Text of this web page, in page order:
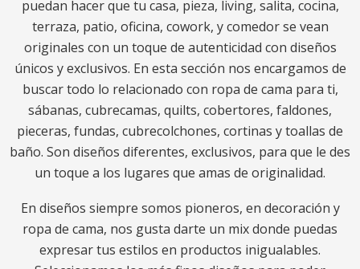
puedan hacer que tu casa, pieza, living, salita, cocina,
terraza, patio, oficina, cowork, y comedor se vean
originales con un toque de autenticidad con diseños
únicos y exclusivos. En esta sección nos encargamos de
buscar todo lo relacionado con ropa de cama para ti,
sábanas, cubrecamas, quilts, cobertores, faldones,
pieceras, fundas, cubrecolchones, cortinas y toallas de
baño. Son diseños diferentes, exclusivos, para que le des
un toque a los lugares que amas de originalidad.
En diseños siempre somos pioneros, en decoración y
ropa de cama, nos gusta darte un mix donde puedas
expresar tus estilos en productos inigualables.